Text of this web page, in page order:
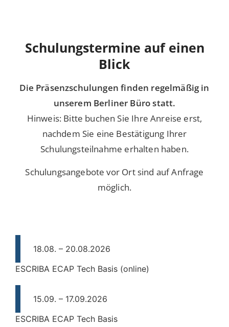
Schulungstermine auf einen
Blick
Die Präsenzschulungen finden regelmäßig in
unserem Berliner Büro statt.
Hinweis: Bitte buchen Sie Ihre Anreise erst,
nachdem Sie eine Bestätigung Ihrer
Schulungsteilnahme erhalten haben.
Schulungsangebote vor Ort sind auf Anfrage
möglich.
18.08. – 20.08.2026
ESCRIBA ECAP Tech Basis (online)
15.09. – 17.09.2026
ESCRIBA ECAP Tech Basis